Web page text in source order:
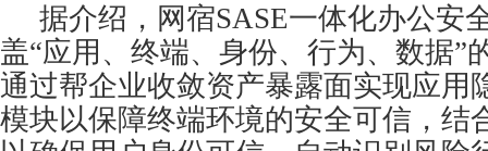
据介绍，网宿SASE一体化办公安
盖“应用、终端、身份、行为、数据”
通过帮企业收敛资产暴露面实现应用
模块以保障终端环境的安全可信，结